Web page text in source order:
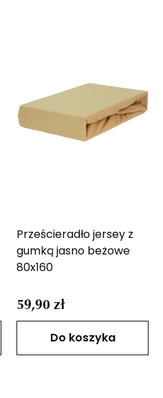
Prześcieradło jersey z
gumką jasno beżowe
80x160
59,90 zł
Do koszyka